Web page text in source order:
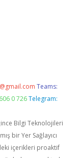
Teams:
0 726 Telegram:
Bilgi Teknolojileri
bir Yer Sağlayıcı
içerikleri proaktif